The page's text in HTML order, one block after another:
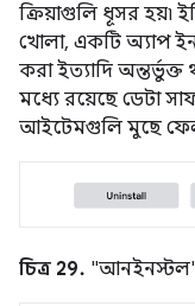
ক্রিয়াগুলি ধূসর হয়৷
খোলা, একটি অ্যাপ
করা ইত্যাদি
মধ্যে রয়েছে ডেটা
আইটেমগুলি মুছে
চিত্র 29. "আনইনস্টল"